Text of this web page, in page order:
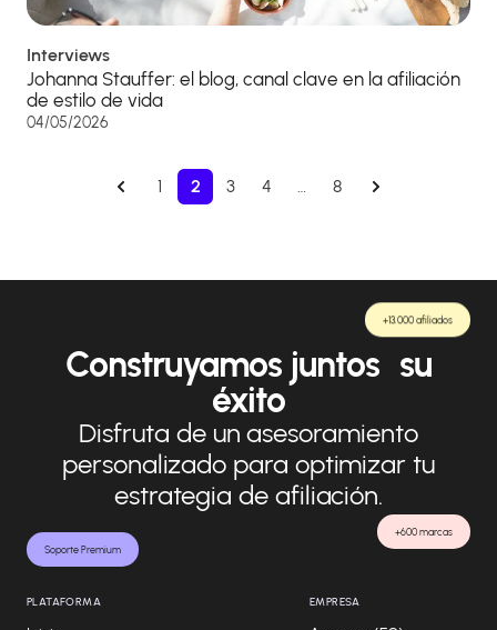
Interviews
Johanna Stauffer: el blog, canal clave en la afiliación
de estilo de vida
04/05/2026
1 2 3 4 … 8
Soporte Premium
+600 marcas
+13.000 afiliados
Construyamos juntos su
éxito
Disfruta de un asesoramiento
personalizado para optimizar tu
estrategia de afiliación.
PLATAFORMA EMPRESA